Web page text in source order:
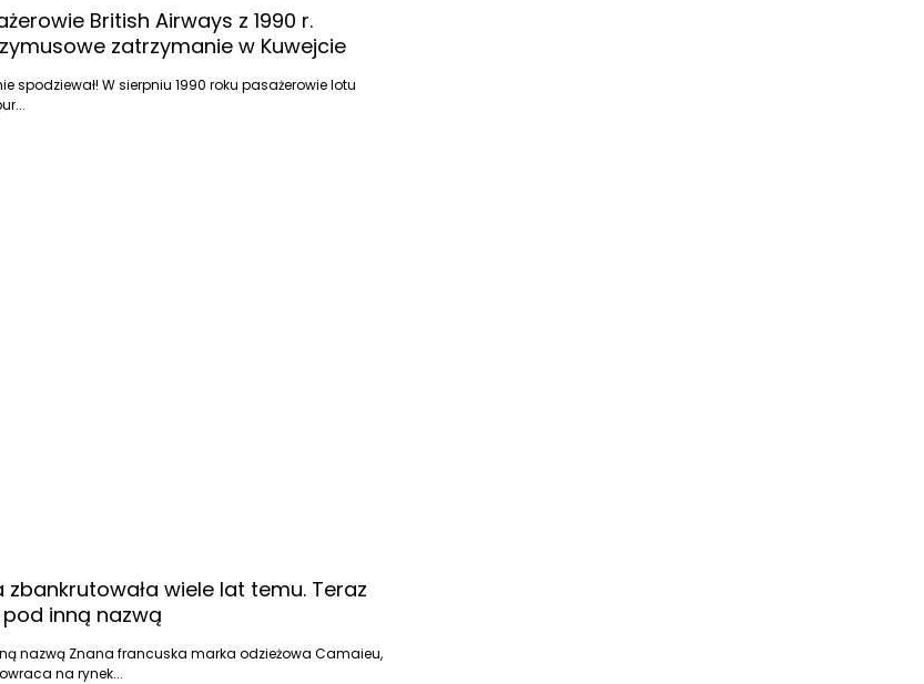
British Airways z 1990 r.
zatrzymanie w Kuwejcie
spodziewał! W sierpniu 1990 roku pasażerowie lotu
wiele lat temu. Teraz
inną nazwą
nazwą Znana francuska marka odzieżowa Camaieu,
na rynek...